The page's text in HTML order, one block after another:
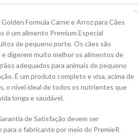
Formula Carne e Arroz para Cães
é um alimento Premium Especial
de pequeno porte. Os cães são
digerem muito melhor os alimentos de
adequados para animais de pequeno
É um produto completo e visa, acima de
o nível ideal de todos os nutrientes que
longa e saudável.
de Satisfação devem ser
o fabricante por meio do PremieR